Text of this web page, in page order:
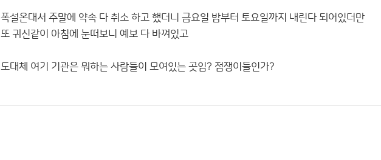
폭설온대서 주말에 약속 다 취소 하고 했더니 금요일 밤부터 토요일까지 내린다 되어있더만
또 귀신같이 아침에 눈떠보니 예보 다 바껴있고
도대체 여기 기관은 뭐하는 사람들이 모여있는 곳임? 점쟁이들인가?